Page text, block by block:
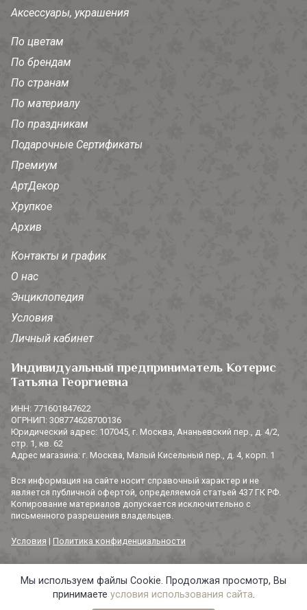
Аксессуары, украшения
По цветам
По брендам
По странам
По материалу
По праздникам
Подарочные Сертификаты
Премиум
АртДекор
Хрупкое
Архив
Контакты и график
О нас
Энциклопедия
Условия
Личный кабинет
Индивидуальный предприниматель Котерис
Татьяна Георгиевна
ИНН: 771601847622
ОГРНИП: 308774628700136
Юридический адрес: 107045, г. Москва, Ананьевский пер., д. 4/2,
стр. 1, кв. 62
Адрес магазина: г. Москва, Малый Кисельный пер., д. 4, корп. 1
Вся информация на сайте носит справочный характер и не
является публичной офертой, определяемой статьей 437 ГК РФ.
Копирование материалов допускается исключительно с
письменного разрешения владельцев.
Условия | Политика конфиденциальности
© 2014-2026 «3 СОРОКИ». Все права защищены.
Мы используем файлы Cookie. Продолжая просмотр, Вы
принимаете условия использования сайта.